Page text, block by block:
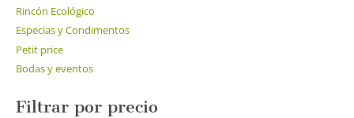
Rincón Ecológico
Especias y Condimentos
Petit price
Bodas y eventos
Filtrar por precio